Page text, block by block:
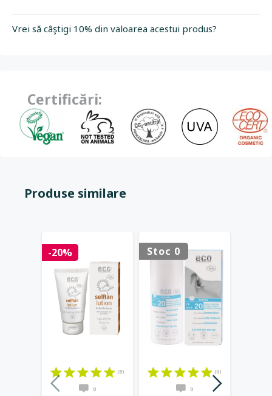
Vrei să câştigi 10% din valoarea acestui produs?
Certificări:
Produse similare
-20%
(8)
0
Stoc 0
(0)
0